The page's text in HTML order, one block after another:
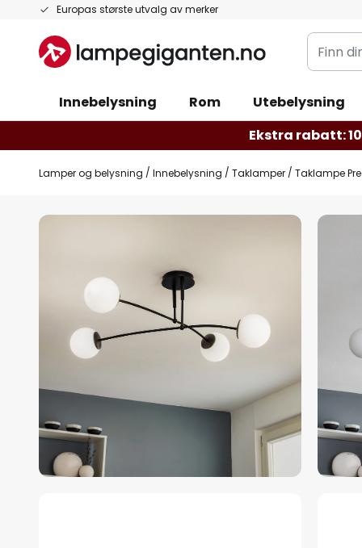
Europas største utvalg av merker
Hopp
innhold
Finn
din
Innebelysning Rom Utebelysning
Ekstra rabatt: 10
Lamper og belysning Innebelysning Taklamper Taklampe
Gå
bildegalleri